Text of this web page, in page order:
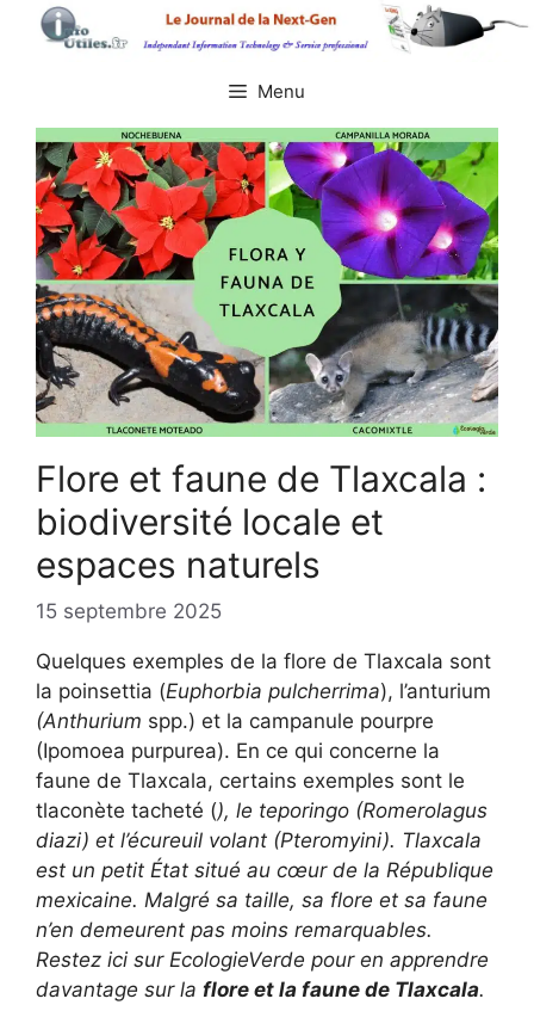
Aller
Menu
Flore et faune de Tlaxcala :
biodiversité locale et
espaces naturels
15 septembre 2025
Quelques exemples de la flore de Tlaxcala sont
la poinsettia (Euphorbia pulcherrima), l’anturium
(Anthurium spp.) et la campanule pourpre
(Ipomoea purpurea). En ce qui concerne la
faune de Tlaxcala, certains exemples sont le
tlaconète tacheté (), le teporingo (Romerolagus
diazi) et l’écureuil volant (Pteromyini). Tlaxcala
est un petit État situé au cœur de la République
mexicaine. Malgré sa taille, sa flore et sa faune
n’en demeurent pas moins remarquables.
Restez ici sur EcologieVerde pour en apprendre
davantage sur la flore et la faune de Tlaxcala.